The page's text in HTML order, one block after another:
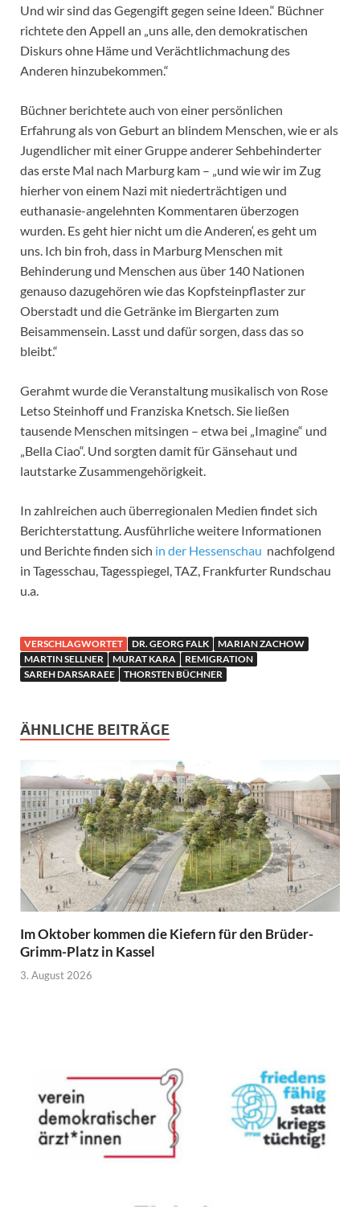
Und wir sind das Gegengift gegen seine Ideen.“ Büchner
richtete den Appell an „uns alle, den demokratischen
Diskurs ohne Häme und Verächtlichmachung des
Anderen hinzubekommen.“
Büchner berichtete auch von einer persönlichen
Erfahrung als von Geburt an blindem Menschen, wie er als
Jugendlicher mit einer Gruppe anderer Sehbehinderter
das erste Mal nach Marburg kam – „und wie wir im Zug
hierher von einem Nazi mit niederträchtigen und
euthanasie-angelehnten Kommentaren überzogen
wurden. Es geht hier nicht um die Anderen‘, es geht um
uns. Ich bin froh, dass in Marburg Menschen mit
Behinderung und Menschen aus über 140 Nationen
genauso dazugehören wie das Kopfsteinpflaster zur
Oberstadt und die Getränke im Biergarten zum
Beisammensein. Lasst und dafür sorgen, dass das so
bleibt.“
Gerahmt wurde die Veranstaltung musikalisch von Rose
Letso Steinhoff und Franziska Knetsch. Sie ließen
tausende Menschen mitsingen – etwa bei „Imagine“ und
„Bella Ciao“. Und sorgten damit für Gänsehaut und
lautstarke Zusammengehörigkeit.
In zahlreichen auch überregionalen Medien findet sich
Berichterstattung. Ausführliche weitere Informationen
und Berichte finden sich in der Hessenschau nachfolgend
in Tagesschau, Tagesspiegel, TAZ, Frankfurter Rundschau
u.a.
VERSCHLAGWORTET DR. GEORG FALK
MARIAN ZACHOW
MARTIN SELLNER
MURAT KARA
REMIGRATION
SAREH DARSARAEE
THORSTEN BÜCHNER
ÄHNLICHE BEITRÄGE
Im Oktober kommen die Kiefern für den Brüder-
Grimm-Platz in Kassel
3. August 2026